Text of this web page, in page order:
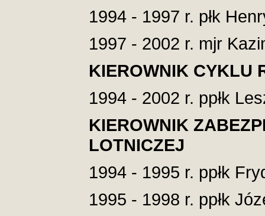
1994 - 1997 r. płk
1997 - 2002 r. mjr
KIEROWNIK CYKLU
1994 - 2002 r. ppłk
KIEROWNIK
LOTNICZEJ
1994 - 1995 r. ppłk
1995 - 1998 r. ppłk